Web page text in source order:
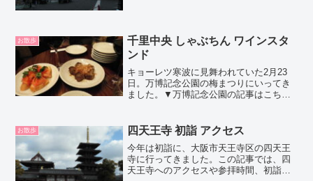
00。駐車...
お散歩
千里中央 しゃぶちん ワインスタ
ンド
キョーレツ寒波に見舞われていた2月23
日。万博記念公園の梅まつりにいってき
ました。▼万博記念公園の記事はこちら
と思ったら、 ↓ このような張り紙が…お
店が引っ越ししてい...
お散歩 四天王寺 初詣 アクセス
今年は初詣に、大阪市天王寺区の四天王
寺に行ってきました。この記事では、四
天王寺へのアクセスや参拝時間、初詣に